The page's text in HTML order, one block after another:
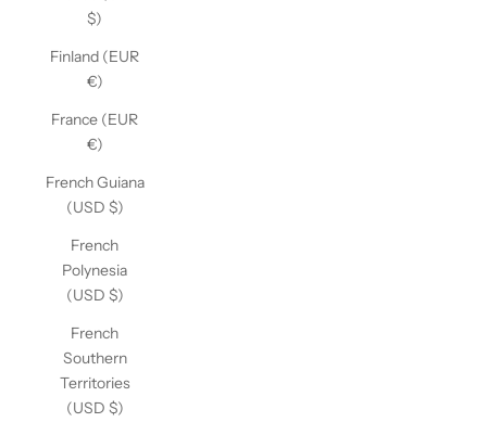
$)
Finland (EUR
€)
France (EUR
€)
French Guiana
(USD $)
French
Polynesia
(USD $)
French
Southern
Territories
(USD $)